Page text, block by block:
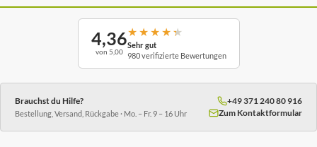
4,36
von 5,00
★ ★ ★ ★ ★
Sehr gut
980 verifizierte Bewertungen
Brauchst du Hilfe?
Bestellung, Versand, Rückgabe · Mo. – Fr. 9 – 16 Uhr
+49 371 240 80 916
Zum Kontaktformular